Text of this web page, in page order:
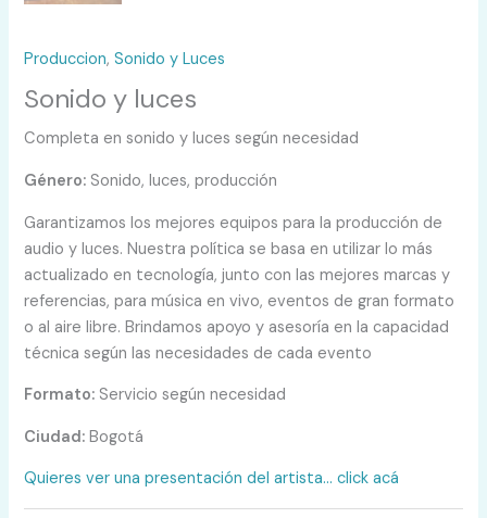
Produccion,Sonido y Luces
Sonido y luces
Completa en sonido y luces según necesidad
Género: Sonido, luces, producción
Garantizamos los mejores equipos para la producción de
audio y luces. Nuestra política se basa en utilizar lo más
actualizado en tecnología, junto con las mejores marcas y
referencias, para música en vivo, eventos de gran formato
o al aire libre. Brindamos apoyo y asesoría en la capacidad
técnica según las necesidades de cada evento
Formato: Servicio según necesidad
Ciudad: Bogotá
Quieres ver una presentación del artista… click acá